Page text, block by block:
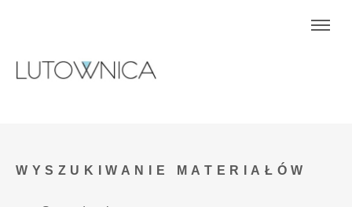
WYSZUKIWANIE MATERIAŁÓW